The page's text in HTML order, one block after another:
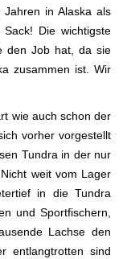
Jahren in Alaska als
Die wichtigste
den Job hat, da sie
zusammen ist. Wir
wie auch schon der
vorher vorgestellt
Tundra in der nur
weit vom Lager
in die Tundra
und Sportfischern,
Lachse den
entlangtrotten sind